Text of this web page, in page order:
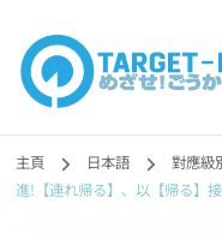
目標!!
N1合格
勉強コンテンツも追加予
主頁 日本語 對應級
進!【連れ帰る】、以【帰る】